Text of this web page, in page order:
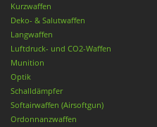
Kurzwaffen
Deko- & Salutwaffen
Langwaffen
Luftdruck- und CO2-Waffen
Munition
Optik
Schalldämpfer
Softairwaffen (Airsoftgun)
Ordonnanzwaffen